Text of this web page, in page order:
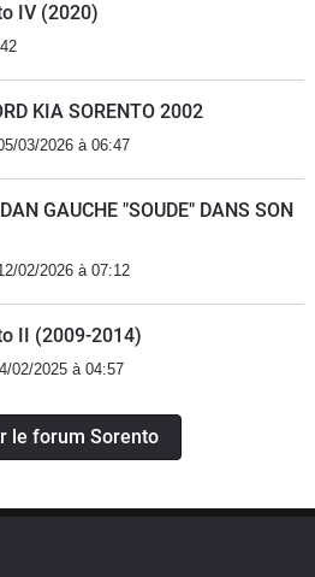
IV (2020)
KIA SORENTO 2002
03/2026 à 06:47
GAUCHE "SOUDE" DANS SON
02/2026 à 07:12
II (2009-2014)
02/2025 à 04:57
le forum Sorento